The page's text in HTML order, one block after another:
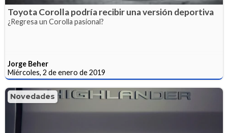
Toyota Corolla podría recibir una versión deportiva
¿Regresa un Corolla pasional?
Jorge Beher
Miércoles, 2 de enero de 2019
Novedades